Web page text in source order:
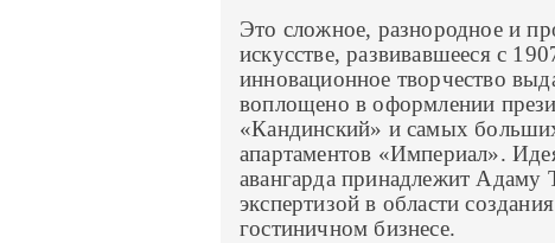
Это сложное, разнородное и
искусстве, развивавшееся с
инновационное творчество
воплощено в оформлении
«Кандинский» и самых
апартаментов «Империал».
авангарда принадлежит Адаму
экспертизой в области
гостиничном бизнесе.